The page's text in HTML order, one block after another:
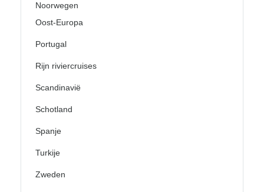
Noorwegen
Oost-Europa
Portugal
Rijn riviercruises
Scandinavië
Schotland
Spanje
Turkije
Zweden